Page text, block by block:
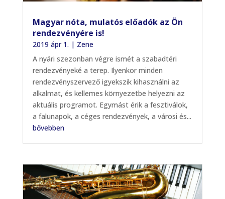
Magyar nóta, mulatós előadók az Ön
rendezvényére is!
2019 ápr 1. | Zene
A nyári szezonban végre ismét a szabadtéri
rendezvényeké a terep. Ilyenkor minden
rendezvényszervező igyekszik kihasználni az
alkalmat, és kellemes környezetbe helyezni az
aktuális programot. Egymást érik a fesztiválok,
a falunapok, a céges rendezvények, a városi és...
bővebben